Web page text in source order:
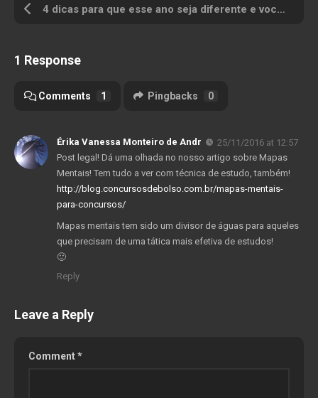
4 dicas para que esse ano seja diferente e você cumpra suas resoluções
1 Response
Comments 1 Pingbacks 0
Érika Vanessa Monteiro de Andr
25/11/2016 at 12:57
Post legal! Dá uma olhada no nosso artigo sobre Mapas
Mentais! Tem tudo a ver com técnica de estudo, também!
http://blog.concursosdebolso.com.br/mapas-mentais-
para-concursos/
Mapas mentais tem sido um divisor de águas para aqueles
que precisam de uma tática mais efetiva de estudos!
🙂
Reply
Leave a Reply
Comment*